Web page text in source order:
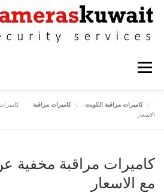
التجاوز إلى المحتوى
القائمة
كاميرات مراقبة حولي
كاميرات مراقبة الفروانية كاميرات
كاميرات مراقبة الكويت كاميرات مراقبة
الاسعار
كاميرات مراقبة مخفية
مع الاسعار